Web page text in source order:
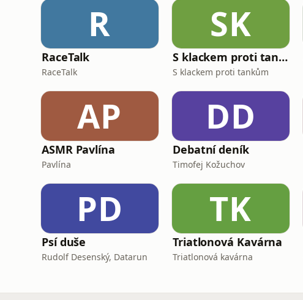
R
RaceTalk
RaceTalk
SK
S klackem proti tankům
S klackem proti tankům
AP
ASMR Pavlína
Pavlína
DD
Debatní deník
Timofej Kožuchov
PD
Psí duše
Rudolf Desenský, Datarun
TK
Triatlonová Kavárna
Triatlonová kavárna